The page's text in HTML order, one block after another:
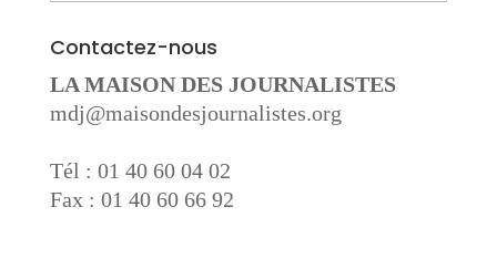
Contactez-nous
LA MAISON DES JOURNALISTES
mdj@maisondesjournalistes.org
Tél : 01 40 60 04 02
Fax : 01 40 60 66 92